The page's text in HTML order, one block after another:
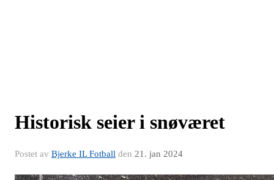
Historisk seier i snøværet
Postet av Bjerke IL Fotball den 21. jan 2024